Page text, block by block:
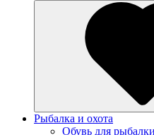
Рыбалка и охота
Обувь для